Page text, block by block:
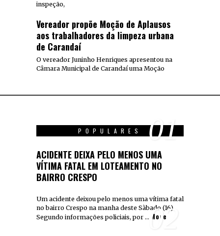
inspeção,
Vereador propõe Moção de Aplausos
aos trabalhadores da limpeza urbana
de Carandaí
O vereador Juninho Henriques apresentou na
Câmara Municipal de Carandaí uma Moção
POPULARES 01
ACIDENTE DEIXA PELO MENOS UMA
VÍTIMA FATAL EM LOTEAMENTO NO
BAIRRO CRESPO
Um acidente deixou pelo menos uma vítima fatal
no bairro Crespo na manha deste Sàbado (16)
Segundo informações policiais, por … More
02